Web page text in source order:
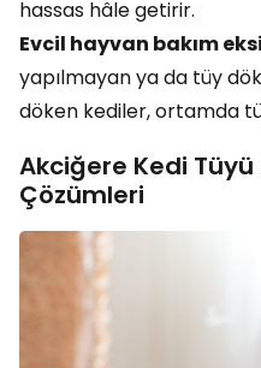
hassas hâle getirir.
Evcil hayvan bakım
yapılmayan ya da tüy
döken kediler, ortamda
Akciğere Kedi
Çözümleri